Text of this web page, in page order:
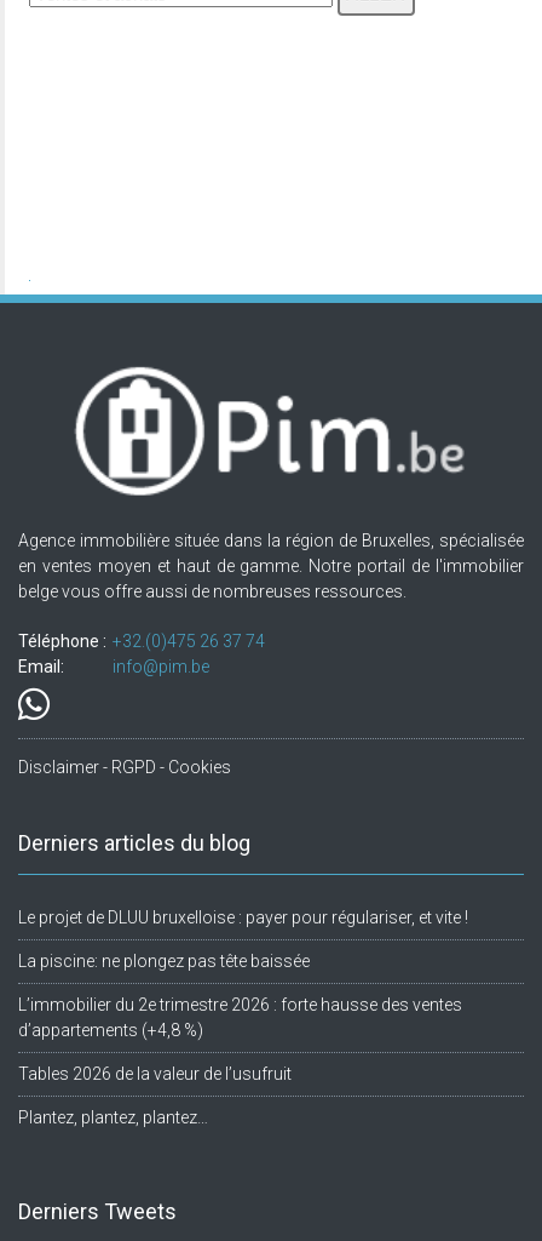
Agence immobilière située dans la région de Bruxelles, spécialisée
en ventes moyen et haut de gamme. Notre portail de l'immobilier
belge vous offre aussi de nombreuses ressources.
Téléphone : +32.(0)475 26 37 74
Email:
info@pim.be
Disclaimer - RGPD - Cookies
Derniers articles du blog
Le projet de DLUU bruxelloise : payer pour régulariser, et vite !
La piscine: ne plongez pas tête baissée
L’immobilier du 2e trimestre 2026 : forte hausse des ventes
d’appartements (+4,8 %)
Tables 2026 de la valeur de l’usufruit
Plantez, plantez, plantez…
Derniers Tweets